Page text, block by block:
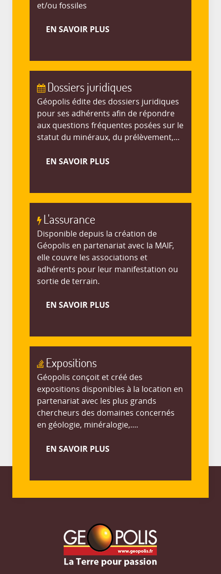
et/ou fossiles
EN SAVOIR PLUS
Dossiers juridiques
Géopolis édite des dossiers juridiques
pour ses adhérents afin de répondre
aux questions fréquentes posées sur le
statut du minéraux, du prélèvement,...
EN SAVOIR PLUS
L'assurance
Disponible depuis la création de
Géopolis en partenariat avec la MAIF,
elle couvre les associations et
adhérents pour leur manifestation ou
sortie de terrain.
EN SAVOIR PLUS
Expositions
Géopolis conçoit et créé des
expositions disponibles à la location en
partenariat avec les plus grands
chercheurs des domaines concernés
en géologie, minéralogie,....
EN SAVOIR PLUS